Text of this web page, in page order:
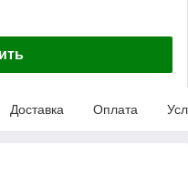
Доставка Оплата